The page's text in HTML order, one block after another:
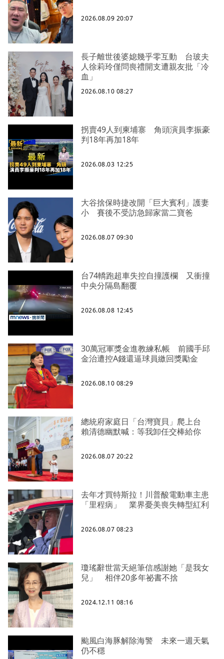
2026.08.09 20:07
長子離世後婆媳幾乎零互動 台玻夫
人徐莉玲僅問喪禮開支遭親友批「冷
血」
2026.08.10 08:27
拐賣49人到柬埔寨 角頭演員李振豪
判18年再加18年
2026.08.03 12:25
大谷捨保時捷改開「巨大賓利」護妻
小 賽後不受訪急歸家當二寶爸
2026.08.07 09:30
台74轎跑超車失控自撞護欄 又衝撞
中央分隔島翻覆
2026.08.08 12:45
30萬冠軍獎金進教練私帳 前國手邱
金治遭控A錢還逼球員繳回獎勵金
2026.08.10 08:29
總統府家庭日「台灣寶貝」爬上台
賴清德幽默喊：等我卸任交棒給你
2026.08.07 20:22
去年才買特斯拉！川普酸電動車主患
「里程病」 業界憂美喪失轉型紅利
2026.08.07 08:23
瓊瑤辭世當天絕筆信感謝她「是我女
兒」 相伴20多年祕書不捨
2024.12.11 08:16
颱風白海豚解除海警 未來一週天氣
仍不穩